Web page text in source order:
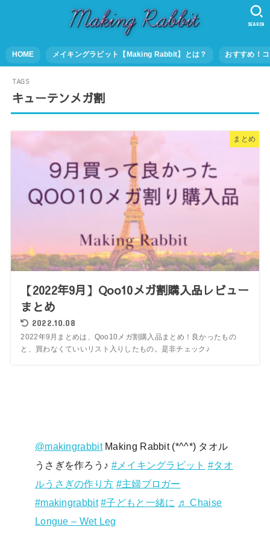
HOME メイキングラビット【Making Rabbit】とは？ おすすめ！
SEARCH
キューテンメガ割
まとめ
【2022年9月】Qoo10メガ割購入品レビュー
まとめ
2022.10.08
2022年9月まとめは、Qoo10メガ割購入品まとめ！良かったもの
と、買わなくていいリスト入りしたもの。是非チェック♪
@makingrabbitMaking Rabbit (*^^*) タオル
うさぎを作ろう♪ #メイキングラビット #タオ
ルうさぎの作り方 #主婦ブロガー
#makingrabbit #子どもと一緒に ♬ Chaise
Longue – Wet Leg